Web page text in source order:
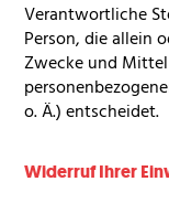
Verantwortliche
Person, die allein
Zwecke und
o. Ä.) entscheidet.
Widerruf Ihrer